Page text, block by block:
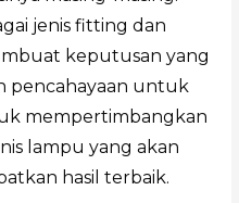
jenis fitting dan
keputusan yang
pencahayaan untuk
mempertimbangkan
lampu yang akan
hasil terbaik.